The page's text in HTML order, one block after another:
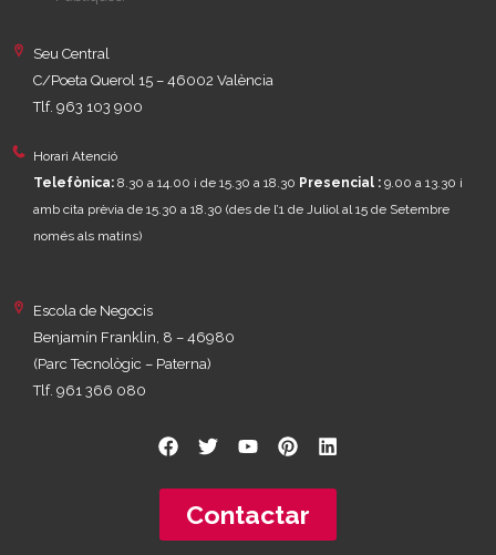
Seu Central
C/Poeta Querol 15 – 46002 València
Tlf. 963 103 900
Horari Atenció
Telefònica: 8.30 a 14.00 i de 15.30 a 18.30 Presencial : 9.00 a 13.30 i
amb cita prèvia de 15.30 a 18.30 (des de l’1 de Juliol al 15 de Setembre
només als matins)
Escola de Negocis
Benjamín Franklin, 8 – 46980
(Parc Tecnològic – Paterna)
Tlf. 961 366 080
Contactar